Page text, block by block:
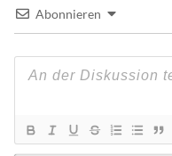
Abonnieren